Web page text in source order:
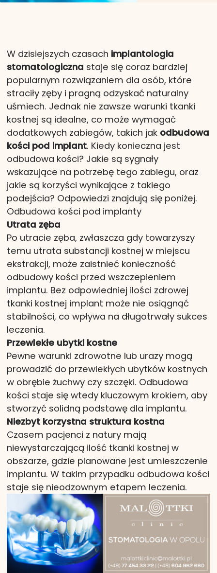
W dzisiejszych czasach implantologia
stomatologiczna staje się coraz bardziej
popularnym rozwiązaniem dla osób, które
straciły zęby i pragną odzyskać naturalny
uśmiech. Jednak nie zawsze warunki tkanki
kostnej są idealne, co może wymagać
dodatkowych zabiegów, takich jak odbudowa
kości pod implant. Kiedy konieczna jest
odbudowa kości? Jakie są sygnały
wskazujące na potrzebę tego zabiegu, oraz
jakie są korzyści wynikające z takiego
podejścia? Odpowiedzi znajdują się poniżej.
Odbudowa kości pod implanty
Utrata zęba
Po utracie zęba, zwłaszcza gdy towarzyszy
temu utrata substancji kostnej w miejscu
ekstrakcji, może zaistnieć konieczność
odbudowy kości przed wszczepieniem
implantu. Bez odpowiedniej ilości zdrowej
tkanki kostnej implant może nie osiągnąć
stabilności, co wpływa na długotrwały sukces
leczenia.
Przewlekłe ubytki kostne
Pewne warunki zdrowotne lub urazy mogą
prowadzić do przewlekłych ubytków kostnych
w obrębie żuchwy czy szczęki. Odbudowa
kości staje się wtedy kluczowym krokiem, aby
stworzyć solidną podstawę dla implantu.
Niezbyt korzystna struktura kostna
Czasem pacjenci z natury mają
niewystarczającą ilość tkanki kostnej w
obszarze, gdzie planowane jest umieszczenie
implantu. W takim przypadku odbudowa kości
staje się nieodzownym etapem leczenia.